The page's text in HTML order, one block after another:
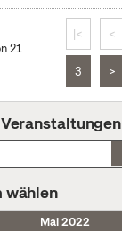
21
|< <
3 >
wählen
Mai 2022